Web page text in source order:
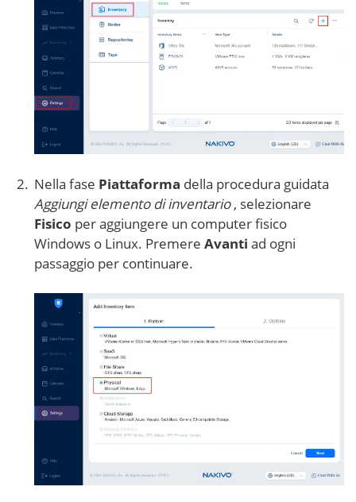
Nella fase Piattaforma della procedura guidata
Aggiungi elemento di inventario, selezionare
Fisico per aggiungere un computer fisico
Windows o Linux. Premere Avanti ad ogni
passaggio per continuare.